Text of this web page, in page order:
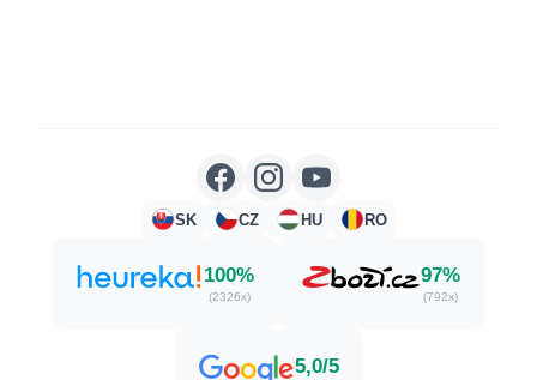
SK CZ HU RO
100%
(2326x)
97%
(792x)
5,0/5